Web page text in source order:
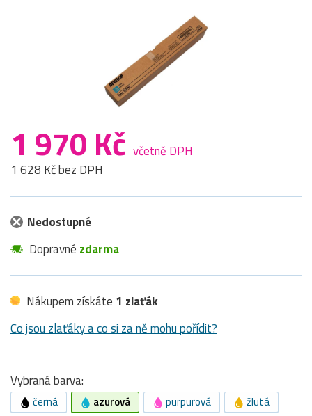
1 970 Kč včetně DPH
1 628 Kč bez DPH
Nedostupné
Dopravné zdarma
Nákupem získáte 1 zlaťák
Co jsou zlaťáky a co si za ně mohu pořídit?
Vybraná barva:
černá azurová purpurová žlutá